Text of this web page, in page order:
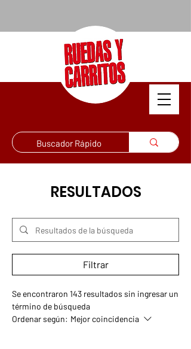
RESULTADOS
Filtrar
Se encontraron 143 resultados sin ingresar un
término de búsqueda
Ordenar según: Mejor coincidencia